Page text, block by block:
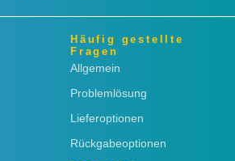
Häufig gestellte
Fragen
Allgemein
Problemlösung
Lieferoptionen
Rückgabeoptionen